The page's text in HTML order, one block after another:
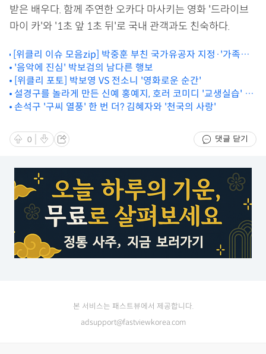
받은 배우다. 함께 주연한 오카다 마사키는 영화 '드라이브
마이 카'와 '1초 앞 1초 뒤'로 국내 관객과도 친숙하다.
[위클리 이슈 모음zip] 박중훈 부친 국가유공자 지정·'가족계
획' 초청받은 유일한 한국 작품·김지원 안방극장 복귀 외
'음악에 진심' 박보검의 남다른 행보
[위클리 포토] 박보영 VS 전소니 '영화로운 순간'
설경구를 놀라게 만든 신예 홍예지, 호러 코미디 '교생실습' 주
연
손석구 '구씨 열풍' 한 번 더? 김혜자와 '천국의 사랑'
0 댓글 닫기
본 서비스는 패스트뷰에서 제공합니다.
adsupport@fastviewkorea.com